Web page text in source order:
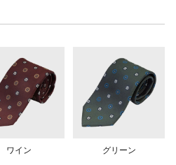
ワイン グリーン